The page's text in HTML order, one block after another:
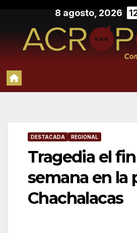
contenido
8 agosto, 2026
DESTACADA REGIONAL
Tragedia el
semana en la
Chachalacas